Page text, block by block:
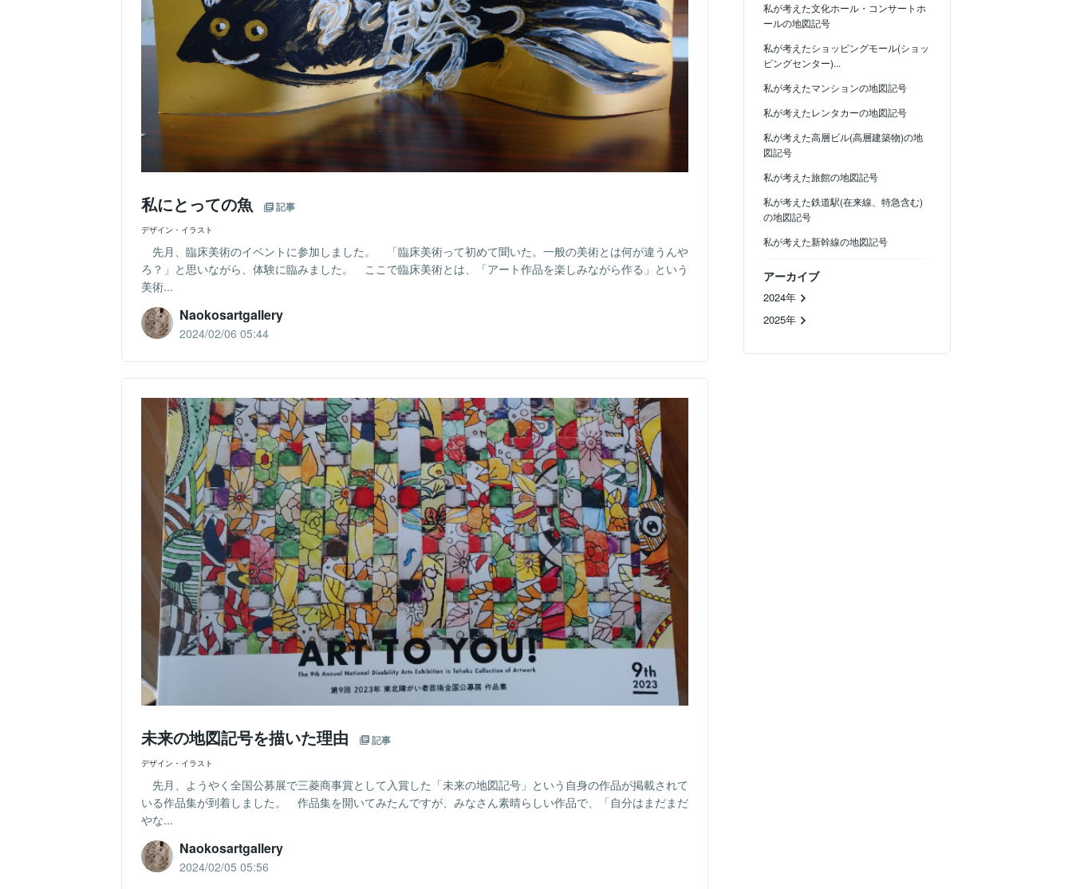
私が考えた文化ホール・コンサートホ
ールの地図記号
私が考えたショッピングモール(ショッ
ピングセンター)...
私が考えたマンションの地図記号
私が考えたレンタカーの地図記号
私が考えた高層ビル(高層建築物)の地
図記号
私が考えた旅館の地図記号
私が考えた鉄道駅(在来線、特急含む)
の地図記号
私が考えた新幹線の地図記号
アーカイブ
2024年
2025年
私にとっての魚 記事
デザイン・イラスト
先月、臨床美術のイベントに参加しました。 「臨床美術って初めて聞いた。一般の美術とは何が違うんや
ろ？」と思いながら、体験に臨みました。 ここで臨床美術とは、「アート作品を楽しみながら作る」という
美術...
Naokosartgallery
2024/02/06 05:44
未来の地図記号を描いた理由 記事
デザイン・イラスト
先月、ようやく全国公募展で三菱商事賞として入賞した「未来の地図記号」という自身の作品が掲載されて
いる作品集が到着しました。 作品集を開いてみたんですが、みなさん素晴らしい作品で、「自分はまだまだ
やな...
Naokosartgallery
2024/02/05 05:56